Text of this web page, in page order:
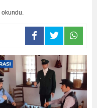
okundu.